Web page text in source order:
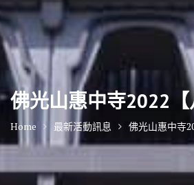
佛光山惠中寺2022
Home 最新活動訊息 佛光山惠中寺